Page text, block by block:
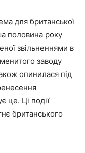
для британської
половина року
звільненнями в
заводу
опинилася під
це. Ці події
британського